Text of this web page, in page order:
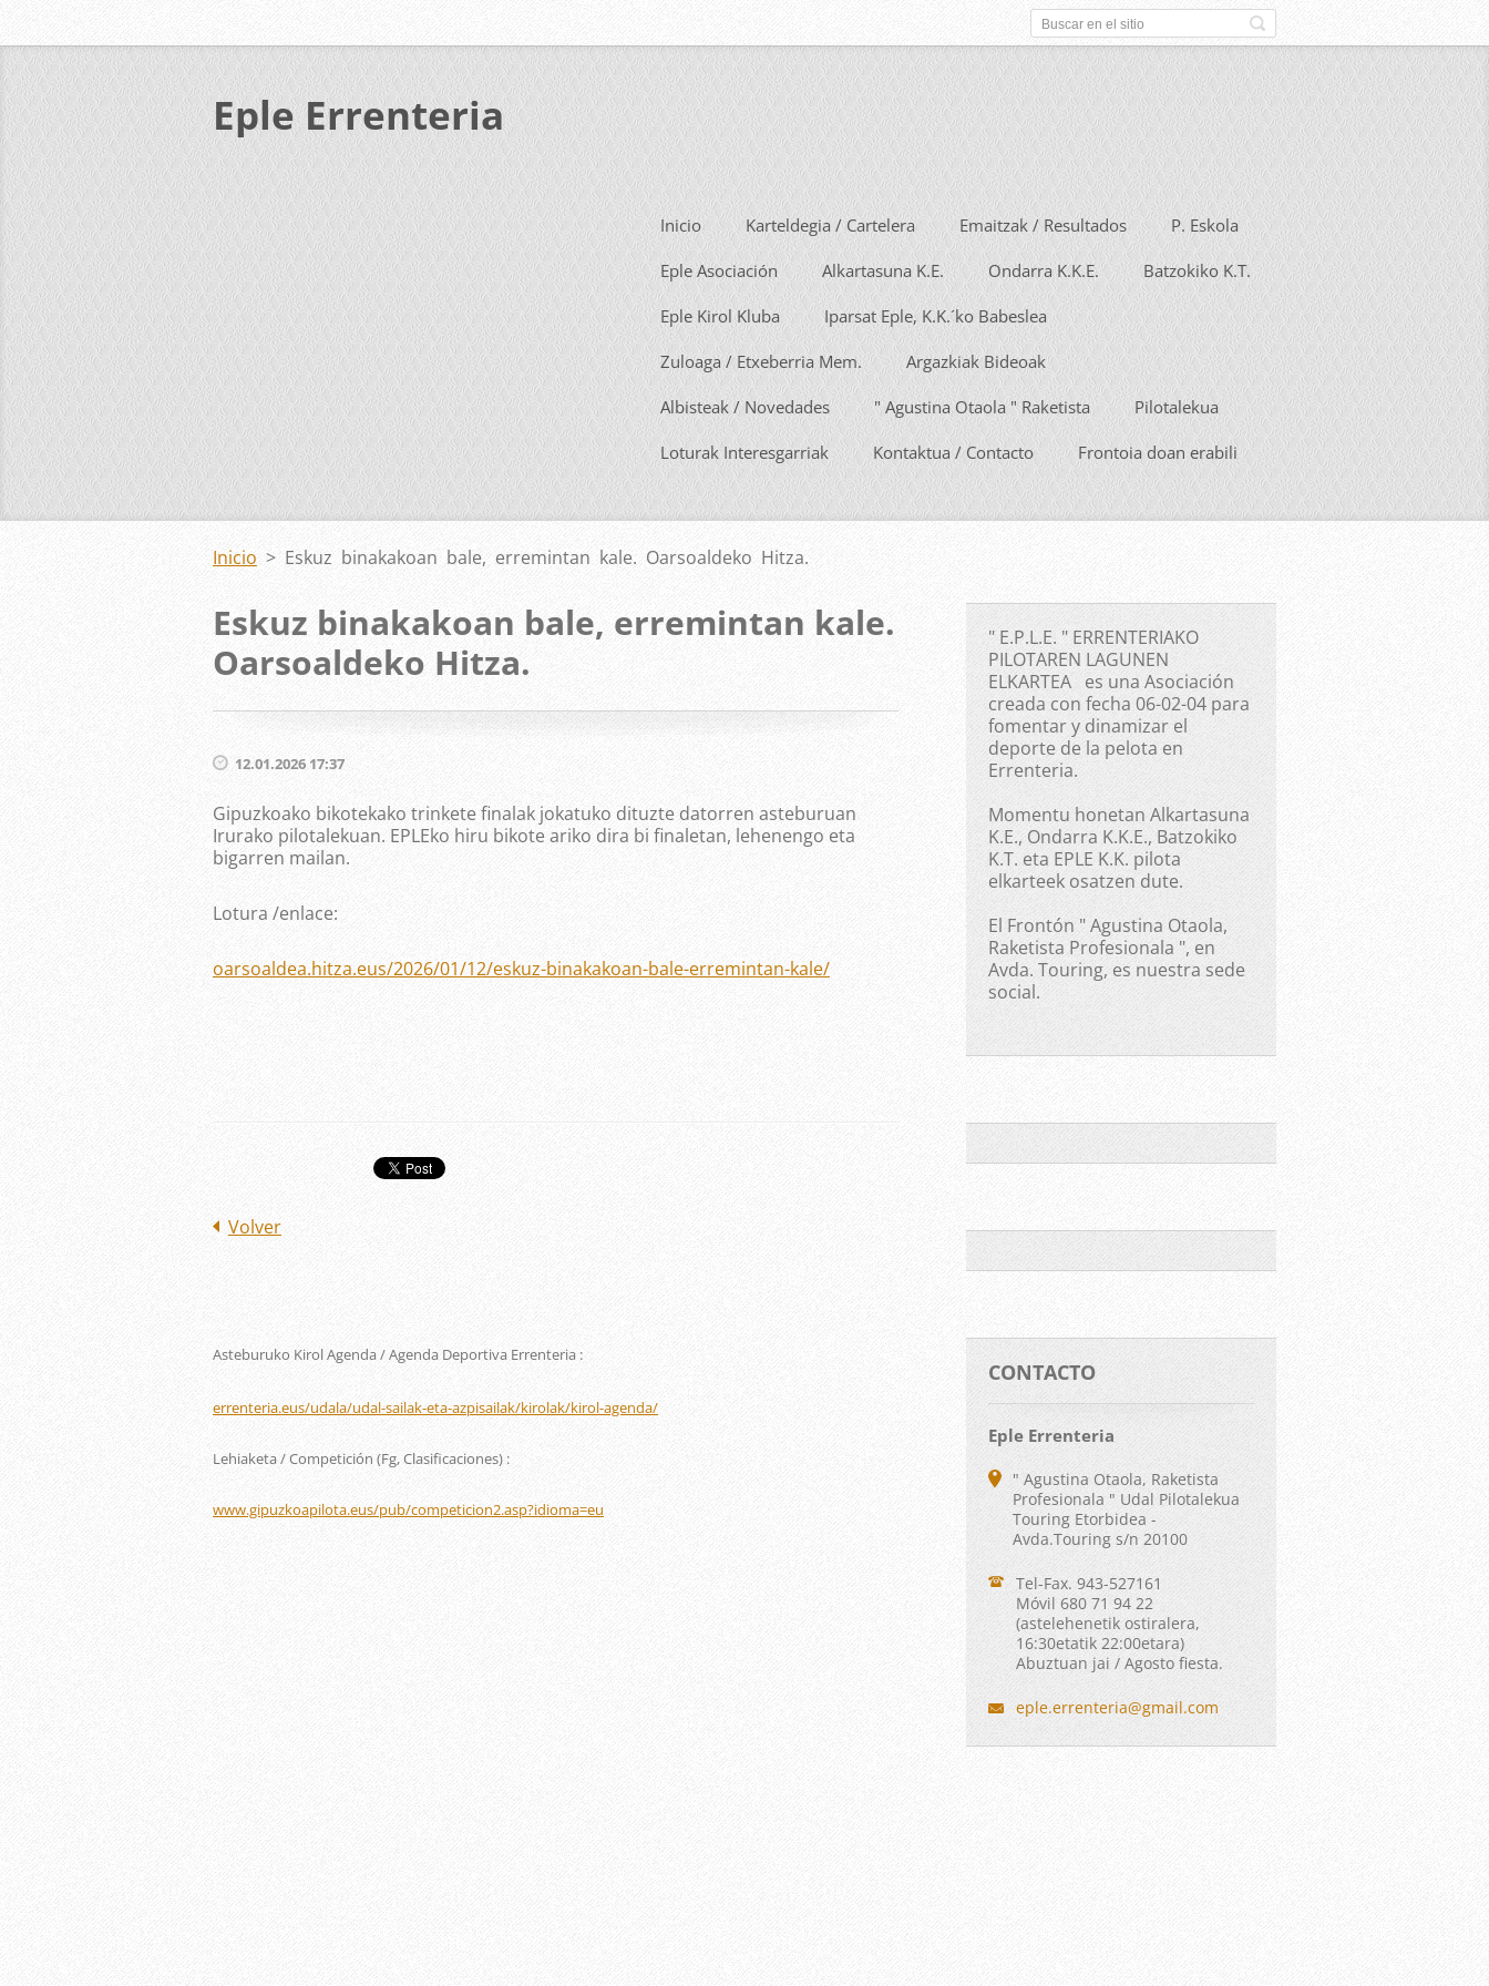
Eple Errenteria
Inicio Karteldegia / Cartelera Emaitzak / Resultados P. Eskola
Eple Asociación Alkartasuna K.E. Ondarra K.K.E. Batzokiko K.T.
Eple Kirol Kluba Iparsat Eple, K.K.´ko Babeslea
Zuloaga / Etxeberria Mem. Argazkiak Bideoak
Albisteak / Novedades " Agustina Otaola " Raketista Pilotalekua
Loturak Interesgarriak Kontaktua / Contacto Frontoia doan erabili
Inicio > Eskuz binakakoan bale, erremintan kale. Oarsoaldeko Hitza.
Eskuz binakakoan bale, erremintan kale.
Oarsoaldeko Hitza.
12.01.2026 17:37
Gipuzkoako bikotekako trinkete finalak jokatuko dituzte datorren asteburuan
Irurako pilotalekuan. EPLEko hiru bikote ariko dira bi finaletan, lehenengo eta
bigarren mailan.
Lotura /enlace:
oarsoaldea.hitza.eus/2026/01/12/eskuz-binakakoan-bale-erremintan-kale/
Volver
Asteburuko Kirol Agenda / Agenda Deportiva Errenteria :
errenteria.eus/udala/udal-sailak-eta-azpisailak/kirolak/kirol-agenda/
Lehiaketa / Competición (Fg, Clasificaciones) :
www.gipuzkoapilota.eus/pub/competicion2.asp?idioma=eu
" E.P.L.E. " ERRENTERIAKO
PILOTAREN LAGUNEN
ELKARTEA es una Asociación
creada con fecha 06-02-04 para
fomentar y dinamizar el
deporte de la pelota en
Errenteria.
Momentu honetan Alkartasuna
K.E., Ondarra K.K.E., Batzokiko
K.T. eta EPLE K.K. pilota
elkarteek osatzen dute.
El Frontón " Agustina Otaola,
Raketista Profesionala ", en
Avda. Touring, es nuestra sede
social.
CONTACTO
Eple Errenteria
" Agustina Otaola, Raketista
Profesionala " Udal Pilotalekua
Touring Etorbidea -
Avda.Touring s/n 20100
Tel-Fax. 943-527161
Móvil 680 71 94 22
(astelehenetik ostiralera,
16:30etatik 22:00etara)
Abuztuan jai / Agosto fiesta.
eple.errenteria@gmail.com